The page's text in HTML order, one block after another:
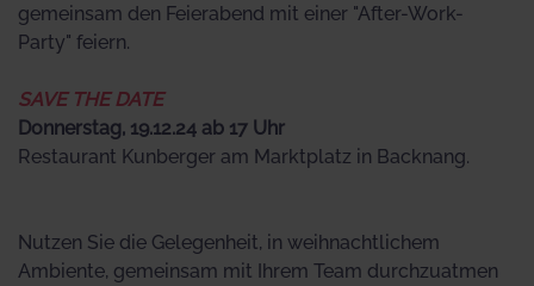
gemeinsam den Feierabend mit einer "After-Work-
Party" feiern.
SAVE THE DATE
Donnerstag, 19.12.24 ab 17 Uhr
Restaurant Kunberger am Marktplatz in Backnang.
Nutzen Sie die Gelegenheit, in weihnachtlichem
Ambiente, gemeinsam mit Ihrem Team durchzuatmen